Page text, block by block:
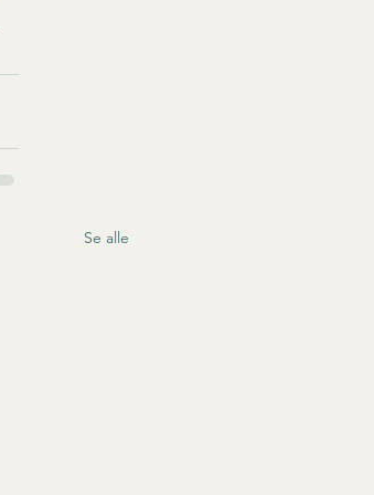
Se alle